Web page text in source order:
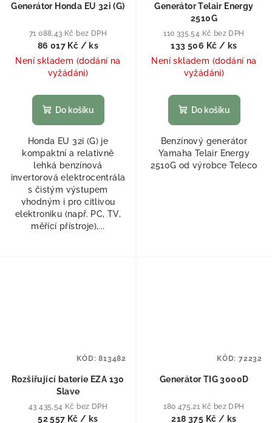
Generátor Honda EU 32i (G)
71 088,43 Kč bez DPH
86 017 Kč / ks
Není skladem (dodání na
vyžádání)
Do košíku
Honda EU 32i (G) je
kompaktní a relativně
lehká benzínová
invertorová elektrocentrála
s čistým výstupem
vhodným i pro citlivou
elektroniku (např. PC, TV,
měřící přístroje),...
Generátor Telair Energy
2510G
110 335,54 Kč bez DPH
133 506 Kč / ks
Není skladem (dodání na
vyžádání)
Do košíku
Benzínový generátor
Yamaha Telair Energy
2510G od výrobce Teleco
Rozšiřující baterie EZA 130
Slave
43 435,54 Kč bez DPH
52 557 Kč/ ks
KÓD:813482
Generátor TIG 3000D
180 475,21 Kč bez DPH
218 375 Kč / ks
KÓD: 72232